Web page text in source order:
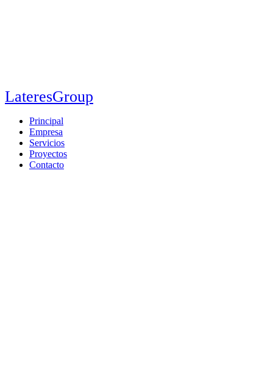
LateresGroup
Principal
Empresa
Servicios
Proyectos
Contacto